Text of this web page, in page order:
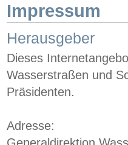
Impressum
Herausgeber
Dieses
Wasserstraßen und
Präsidenten.
Adresse: